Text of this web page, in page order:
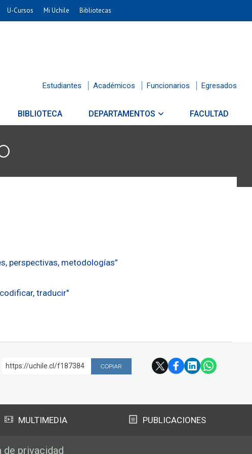
U-Cursos Mi Uchile Bibliotecas
Estudiantes Académicos Funcionarios Egresados
BIBLIOTECA DEPARTAMENTOS FACULTAD
perspectivas, metodologías”
traducir"
https://uchile.cl/f187384 COPIAR
MULTIMEDIA PUBLICACIONES
de privacidad